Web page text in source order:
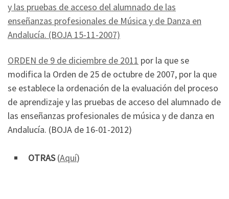
y las pruebas de acceso del alumnado de las
enseñanzas profesionales de Música y de Danza en
Andalucía. (BOJA 15-11-2007)
ORDEN de 9 de diciembre de 2011 por la que se
modifica la Orden de 25 de octubre de 2007, por la que
se establece la ordenación de la evaluación del proceso
de aprendizaje y las pruebas de acceso del alumnado de
las enseñanzas profesionales de música y de danza en
Andalucía. (BOJA de 16-01-2012)
OTRAS(Aquí)